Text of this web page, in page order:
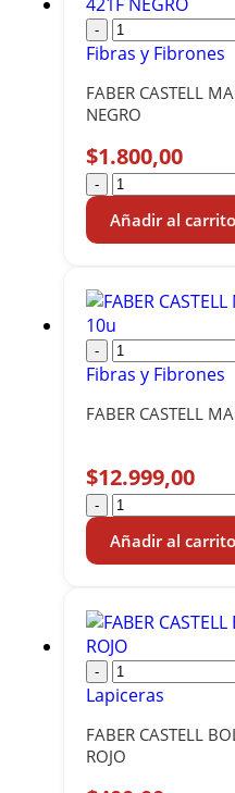
-
Fibras y Fibrones
FABER CASTELL
NEGRO
$1.800,00
-
Añadir al carrito
-
Fibras y Fibrones
FABER CASTELL
$12.999,00
-
Añadir al carrito
-
Lapiceras
FABER CASTELL
ROJO